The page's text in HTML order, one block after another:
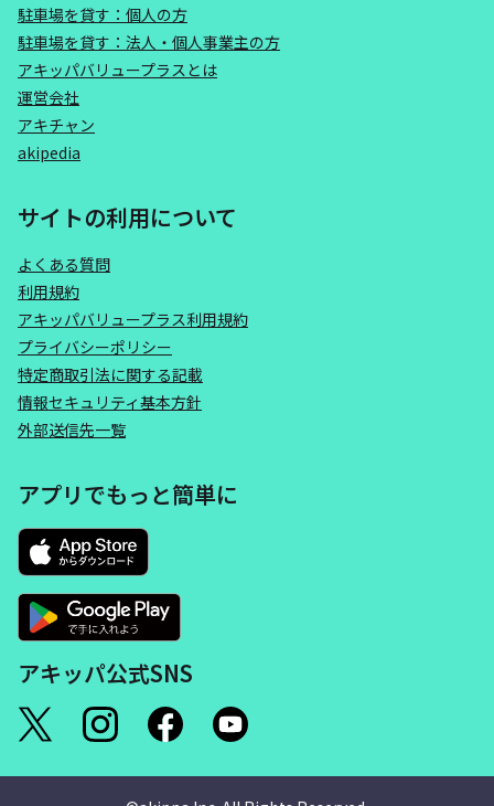
駐車場を貸す：個人の方
駐車場を貸す：法人・個人事業主の方
アキッパバリュープラスとは
運営会社
アキチャン
akipedia
サイトの利用について
よくある質問
利用規約
アキッパバリュープラス利用規約
プライバシーポリシー
特定商取引法に関する記載
情報セキュリティ基本方針
外部送信先一覧
アプリでもっと簡単に
アキッパ公式SNS